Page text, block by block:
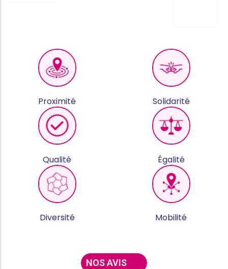
Proximité Solidarité
Qualité Égalité
Diversité Mobilité
NOS AVIS